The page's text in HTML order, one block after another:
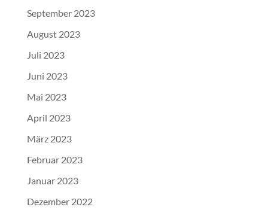
September 2023
August 2023
Juli 2023
Juni 2023
Mai 2023
April 2023
März 2023
Februar 2023
Januar 2023
Dezember 2022